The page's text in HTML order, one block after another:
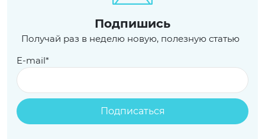
Подпишись
Получай раз в неделю новую, полезную статью
E-mail*